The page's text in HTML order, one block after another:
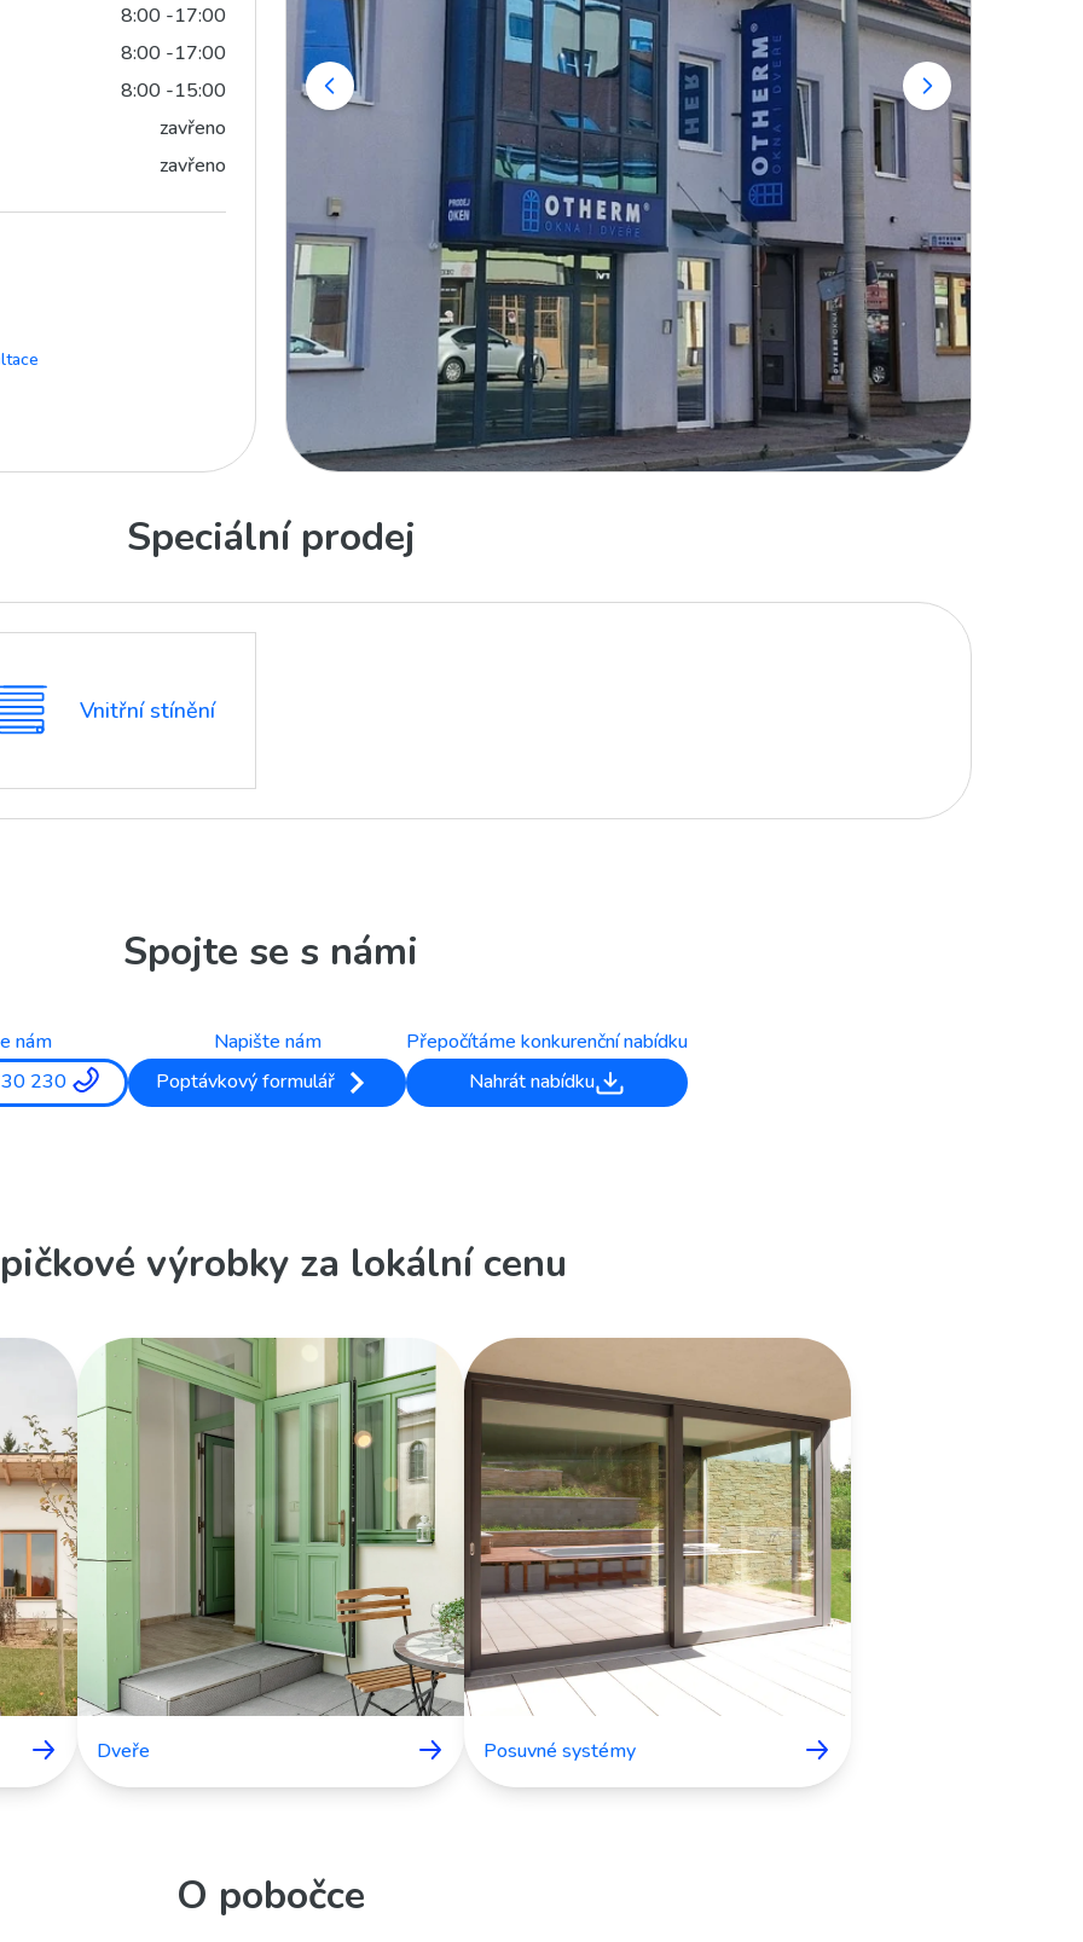
8:00 -17:00
8:00 -17:00
8:00 -15:00
zavřeno
zavřeno
Speciální prodej
Vnitřní stínění
Spojte se s námi
nám
230
Napište nám
Poptávkový formulář
Přepočítáme konkurenční nabídku
Nahrát nabídku
výrobky za lokální cenu
Dveře Posuvné systémy
O pobočce